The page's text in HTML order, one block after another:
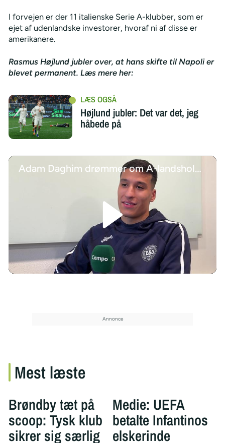
I forvejen er der 11 italienske Serie A-klubber, som er
ejet af udenlandske investorer, hvoraf ni af disse er
amerikanere.
Rasmus Højlund jubler over, at hans skifte til Napoli er
blevet permanent. Læs mere her:
Højlund jubler: Det var det, jeg
håbede på
Adam Daghim drømmer om A-landsholdet
/
Mest læste
Brøndby tæt på
scoop: Tysk klub
sikrer sig særlig
Medie: UEFA
betalte Infantinos
elskerinde